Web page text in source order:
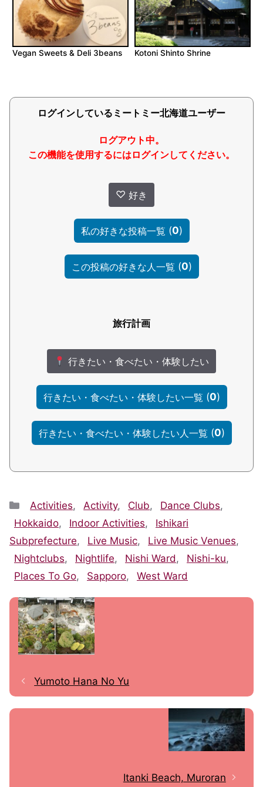
Vegan Sweets & Deli 3beans Kotoni Shinto Shrine
ログインしているミートミー北海道ユーザー
ログアウト中。
この機能を使用するにはログインしてください。
♡ 好き
私の好きな投稿一覧 (0)
この投稿の好きな人一覧 (0)
旅行計画
行きたい・食べたい・体験したい
行きたい・食べたい・体験したい一覧 (0)
行きたい・食べたい・体験したい人一覧 (0)
Categories
Activities, Activity, Club, Dance Clubs,
Hokkaido, Indoor Activities,
Ishikari
Subprefecture, Live Music, Live Music Venues,
Nightclubs, Nightlife, Nishi Ward, Nishi-ku,
Places To Go, Sapporo, West Ward
Yumoto Hana No Yu
Itanki Beach, Muroran